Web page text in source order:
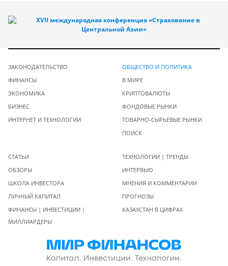
ЗАКОНОДАТЕЛЬСТВО
ФИНАНСЫ
ЭКОНОМИКА
БИЗНЕС
ИНТЕРНЕТ И ТЕХНОЛОГИИ
ОБЩЕСТВО И ПОЛИТИКА
В МИРЕ
КРИПТОВАЛЮТЫ
ФОНДОВЫЕ РЫНКИ
ТОВАРНО-СЫРЬЕВЫЕ РЫНКИ
ПОИСК
СТАТЬИ
ОБЗОРЫ
ШКОЛА ИНВЕСТОРА
ЛИЧНЫЙ КАПИТАЛ
ФИНАНСЫ | ИНВЕСТИЦИИ |
МИЛЛИАРДЕРЫ
ТЕХНОЛОГИИ | ТРЕНДЫ
ИНТЕРВЬЮ
МНЕНИЯ И КОММЕНТАРИИ
ПРОГНОЗЫ
КАЗАХСТАН В ЦИФРАХ